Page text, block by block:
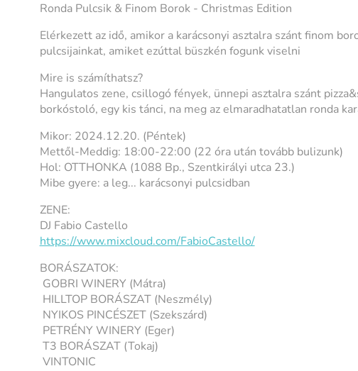
Ronda Pulcsik & Finom Borok - Christmas Edition
Elérkezett az idő, amikor a karácsonyi asztalra szánt finom
pulcsijainkat, amiket ezúttal büszkén fogunk viselni
Mire is számíthatsz?
Hangulatos zene, csillogó fények, ünnepi asztalra szánt
borkóstoló, egy kis tánci, na meg az elmaradhatatlan ronda
Mikor: 2024.12.20. (Péntek)
Mettől-Meddig: 18:00-22:00 (22 óra után tovább bulizunk)
Hol: OTTHONKA (1088 Bp., Szentkirályi utca 23.)
Mibe gyere: a leg... karácsonyi pulcsidban
ZENE:
DJ Fabio Castello
https://www.mixcloud.com/FabioCastello/
BORÁSZATOK:
GOBRI WINERY (Mátra)
HILLTOP BORÁSZAT (Neszmély)
NYIKOS PINCÉSZET (Szekszárd)
PETRÉNY WINERY (Eger)
T3 BORÁSZAT (Tokaj)
VINTONIC